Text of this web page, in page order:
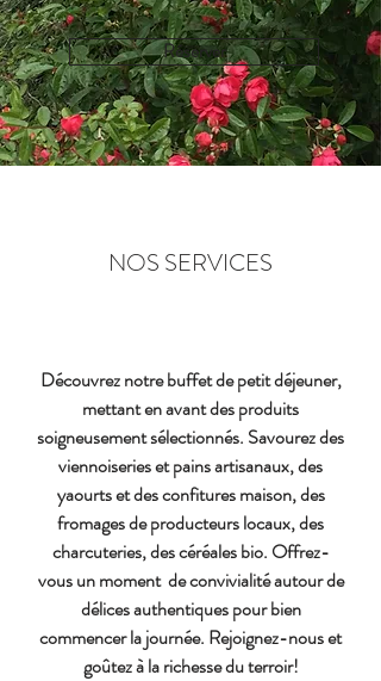
Réserver
NOS SERVICES
Découvrez notre buffet de petit déjeuner,
mettant en avant des produits
soigneusement sélectionnés. Savourez des
viennoiseries et pains artisanaux, des
yaourts et des confitures maison, des
fromages de producteurs locaux, des
charcuteries, des céréales bio. Offrez-
vous un moment de convivialité autour de
délices authentiques pour bien
commencer la journée. Rejoignez-nous et
goûtez à la richesse du terroir!